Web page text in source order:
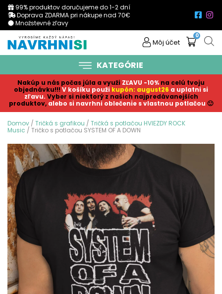
99% produktov doručujeme do 1-2 dní
Doprava ZDARMA pri nákupe nad 70€
Množstevné zľavy
Môj účet
0
KATEGÓRIE
Nakúp u nás počas júla a využi ZĽAVU -10% na celú tvoju
objednávku!!! V košíku použi kupón: august26 a uplatni si
zľavu. Vyber si niektorý z našich najpredávanejších
produktov, alebo si navrhni oblečenie s vlastnou potlačou 🙂
Domov / Tričká s grafikou / Tričká s potlačou HVIEZDY ROCK
Music / Tričko s potlačou SYSTEM OF A DOWN